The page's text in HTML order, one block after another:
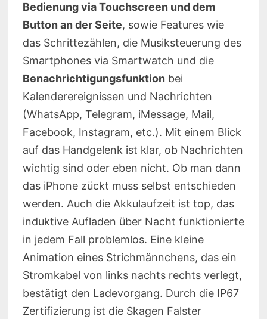
Bedienung via Touchscreen und dem
Button an der Seite, sowie Features wie
das Schrittezählen, die Musiksteuerung des
Smartphones via Smartwatch und die
Benachrichtigungsfunktion bei
Kalenderereignissen und Nachrichten
(WhatsApp, Telegram, iMessage, Mail,
Facebook, Instagram, etc.). Mit einem Blick
auf das Handgelenk ist klar, ob Nachrichten
wichtig sind oder eben nicht. Ob man dann
das iPhone zückt muss selbst entschieden
werden. Auch die Akkulaufzeit ist top, das
induktive Aufladen über Nacht funktionierte
in jedem Fall problemlos. Eine kleine
Animation eines Strichmännchens, das ein
Stromkabel von links nachts rechts verlegt,
bestätigt den Ladevorgang. Durch die IP67
Zertifizierung ist die Skagen Falster